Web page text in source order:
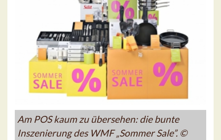
Am POS kaum zu übersehen: die bunte
Inszenierung des WMF „Sommer Sale”. ©